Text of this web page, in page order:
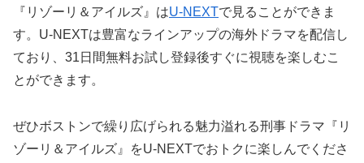
『リゾーリ＆アイルズ』はU-NEXTで見ることができま
す。U-NEXTは豊富なラインアップの海外ドラマを配信し
ており、31日間無料お試し登録後すぐに視聴を楽しむこ
とができます。
ぜひボストンで繰り広げられる魅力溢れる刑事ドラマ『リ
ゾーリ＆アイルズ』をU-NEXTでおトクに楽しんでくださ